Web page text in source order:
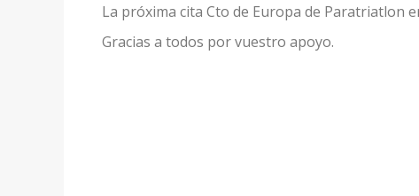
La próxima cita Cto de Europa de Paratriatlon
Gracias a todos por vuestro apoyo.